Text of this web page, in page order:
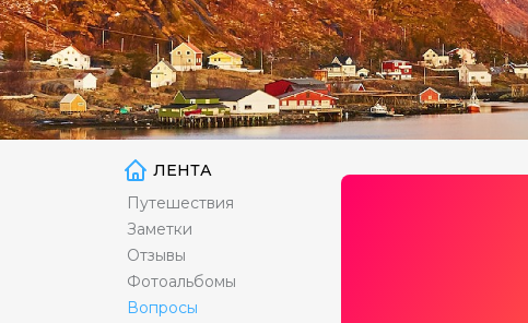
ЛЕНТА
Путешествия
Заметки
Отзывы
Фотоальбомы
Вопросы